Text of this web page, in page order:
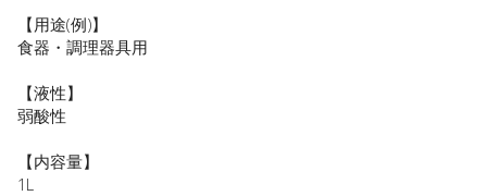
【用途(例)】
食器・調理器具用
【液性】
弱酸性
【内容量】
1L